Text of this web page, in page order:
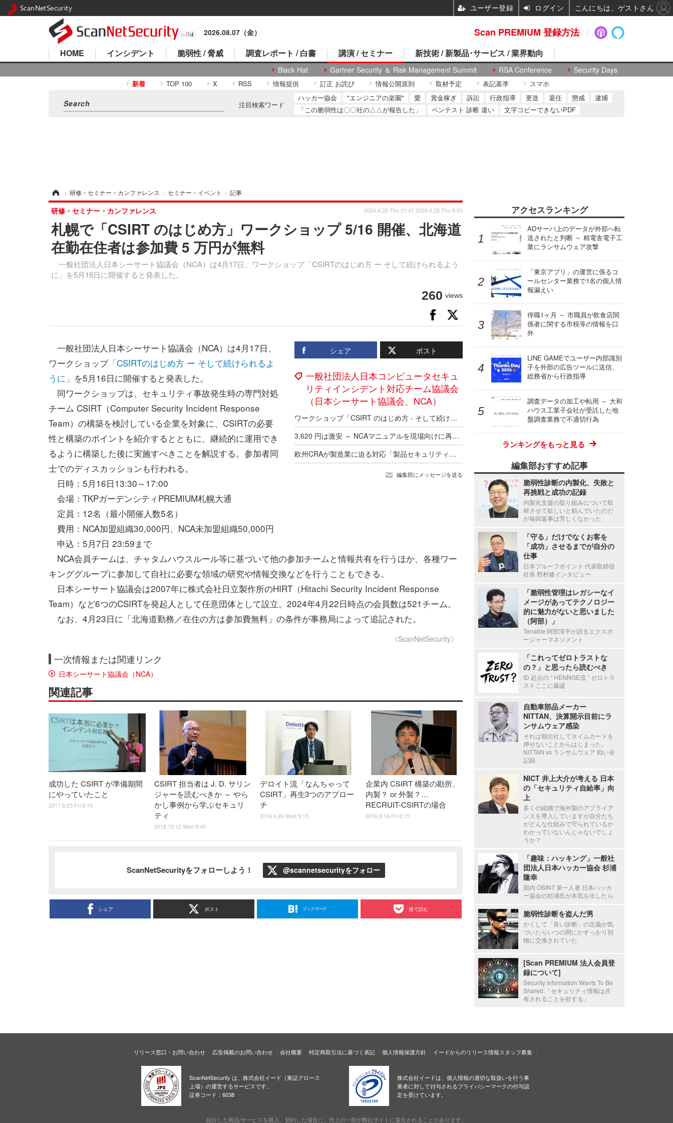
2026.08.07（金）
HOME インシデント 脆弱性 / 脅威 調査レポート / 白書 講演 / セミナー
Black Hat Gartner Security ＆ Risk Management Summit RSA Conference Security Days
新技術 / 新製品･サービス / 業界動向
新着 TOP 100 X RSS 情報提供 訂正 お詫び 情報公開原則 取材予定 表記基準 スマホ
注目検索ワード
ハッカー協会 "エンジニアの楽園" 愛 賞金稼ぎ 訴訟 行政指導 更迭 退任 懲戒
逮捕
「この脆弱性は〇〇社の△△が報告した」
ペンテスト 診断 違い 文字コピーできないPDF
› 研修・セミナー・カンファレンス › セミナー・イベント › 記事
札幌で「CSIRT のはじめ方」ワークショップ 5/16 開催、北海道
在勤在住者は参加費 5 万円が無料
一般社団法人日本シーサート協議会（NCA）は4月17日、ワークショップ「CSIRTのはじめ方 ー そして続けられるよう
に」を5月16日に開催すると発表した。
研修・セミナー・カンファレンス 2024.4.25 Thu 21:47 2024.4.25 Thu 8:00
260 views
シェア ポスト
一般社団法人日本コンピュータセキュ
リティインシデント対応チーム協議会
（日本シーサート協議会、NCA）
ワークショップ「CSIRT のはじめ方 - そして続けられるように」を 5 / 12 開催、関東勤務・在住者は無料
3,620 円は激安 ～ NCAマニュアルを現場向けに再編集した実務書出版
欧州CRAが製造業に迫る対応「製品セキュリティ」対応最前線 ～ Internet Week 2025
編集部にメッセージを送る
一般社団法人日本シーサート協議会（NCA）は4月17日、
ワークショップ「CSIRTのはじめ方 ー そして続けられるよ
うに」 を5月16日に開催すると発表した。
同ワークショップは、セキュリティ事故発生時の専門対処
チーム CSIRT（Computer Security Incident Response
Team）の構築を検討している企業を対象に、CSIRTの必要
性と構築のポイントを紹介するとともに、継続的に運用でき
るように構築した後に実施すべきことを解説する。参加者同
士でのディスカッションも行われる。
日時：5月16日13:30～17:00
会場：TKPガーデンシティPREMIUM札幌大通
定員：12名（最小開催人数5名）
費用：NCA加盟組織30,000円、NCA未加盟組織50,000円
申込：5月7日 23:59まで
NCA会員チームは、チャタムハウスルール等に基づいて他の参加チームと情報共有を行うほか、各種ワー
キンググループに参加して自社に必要な領域の研究や情報交換などを行うこともできる。
日本シーサート協議会は2007年に株式会社日立製作所のHIRT（Hitachi Security Incident Response
Team）など6つのCSIRTを発起人として任意団体として設立。2024年4月22日時点の会員数は521チーム。
なお、4月23日に「北海道勤務／在住の方は参加費無料」の条件が事務局によって追記された。
《ScanNetSecurity》
一次情報または関連リンク
日本シーサート協議会（NCA）
関連記事
成功した CSIRT が準備期間
にやっていたこと
2017.8.25 Fri 8:15
CSIRT 担当者は J. D. サリン
ジャーを読むべきか ～ やら
かし事例から学ぶセキュリ
ティ
2018.12.12 Wed 8:45
デロイト流「なんちゃって
CSIRT」再生3つのアプロー
チ
2016.4.20 Wed 9:15
企業内 CSIRT 構築の勘所、
内製？ or 外製？…
RECRUIT-CSIRTの場合
2016.9.16 Fri 8:15
ScanNetSecurityをフォローしよう！ @scannetsecurityをフォロー
シェア ポスト ブックマーク 後で読む
アクセスランキング
ADサーバ上のデータが外部へ転
送されたと判断 ～ 精電舎電子工
業にランサムウェア攻撃
「東京アプリ」の運営に係るコ
ールセンター業務で1名の個人情
報漏えい
停職1ヶ月 ～ 市職員が飲食店関
係者に関する市税等の情報を口
外
LINE GAMEでユーザー内部識別
子を外部の広告ツールに送信、
総務省から行政指導
調査データの加工や転用 ～ 大和
ハウス工業子会社が受託した地
盤調査業務で不適切行為
ランキングをもっと見る
編集部おすすめ記事
脆弱性診断の内製化、失敗と
再挑戦と成功の記録
内製化支援の取り組みについて取
材させて欲しいと頼んでいたのだ
が毎回返事は芳しくなかった
「守る」だけでなくお客を
「成功」させるまでが自分の
仕事
日本プルーフポイント 代表取締役
社長 野村健インタビュー
「脆弱性管理はレガシーなイ
メージがあってテクノロジー
的に魅力がないと思いました
（阿部）」
Tenable 阿部淳平が語るエクスポ
ージャーマネジメント
「これってゼロトラストな
の？」と思ったら読むべき
ID 起点の “ HENNGE流 ” ゼロトラ
ストここに爆誕
自動車部品メーカー
NITTAN、決算開示目前にラ
ンサムウェア感染
それは朝出社してタイムカードを
押せないことからはじまった。
NITTAN vs ランサムウェア 戦い全
記録
NICT 井上大介が考える 日本
の「セキュリティ自給率」向
上
多くの組織で海外製のアプライア
ンスを導入していますが自分たち
がどんな仕組みで守られているか
わかっていないんじゃないでしょ
うか？
「趣味：ハッキング」一般社
団法人日本ハッカー協会 杉浦
隆幸
国内 OSINT 第一人者 日本ハッカ
ー協会の杉浦氏が本気を出したら
脆弱性診断を盗んだ男
かくして「良い診断」の定義が気
づいたらいつの間にかすっかり別
物に交換されていた
[Scan PREMIUM 法人会員登
録について]
Security Information Wants To Be
Shared.「セキュリティ情報は共
有されることを欲する」
リリース窓口・お問い合わせ 広告掲載のお問い合わせ 会社概要 特定商取引法に基づく表記 個人情報保護方針 イードからのリリース情報スタッフ募集
ScanNetSecurity は、株式会社イード（東証グロース
上場）の運営するサービスです。
証券コード：6038
株式会社イードは、個人情報の適切な取扱いを行う事
業者に対して付与されるプライバシーマークの付与認
定を受けています。
紹介した商品/サービスを購入、契約した場合に、売上の一部が弊社サイトに還元されることがあります。
Scan PREMIUM 登録方法
ScanNetSecurity ユーザー登録 ログイン こんにちは、ゲストさん